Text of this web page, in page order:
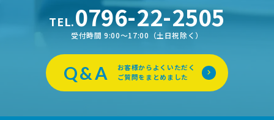
TEL.0796-22-2505
受付時間 9:00〜17:00（土日祝除く）
Q&A
お客様からよくいただく
ご質問をまとめました